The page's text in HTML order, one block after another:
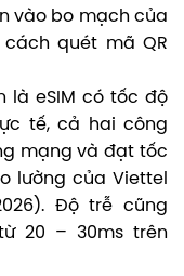
vào bo mạch của
quét mã QR
là eSIM có tốc độ
tế, cả hai công
mạng và đạt tốc
lường của Viettel
Độ trễ cũng
20 – 30ms trên